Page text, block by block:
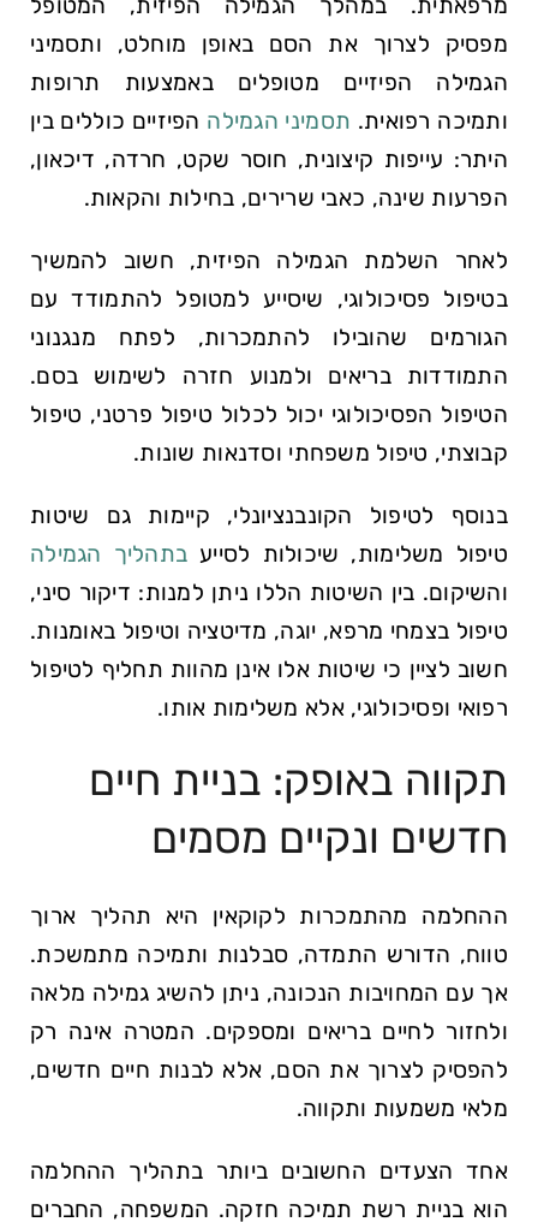
מרפאתית. במהלך הגמילה הפיזית, המטופל
מפסיק לצרוך את הסם באופן מוחלט, ותסמיני
הגמילה הפיזיים מטופלים באמצעות תרופות
ותמיכה רפואית. תסמיני הגמילה הפיזיים כוללים בין
היתר: עייפות קיצונית, חוסר שקט, חרדה, דיכאון,
הפרעות שינה, כאבי שרירים, בחילות והקאות.
לאחר השלמת הגמילה הפיזית, חשוב להמשיך
בטיפול פסיכולוגי, שיסייע למטופל להתמודד עם
הגורמים שהובילו להתמכרות, לפתח מנגנוני
התמודדות בריאים ולמנוע חזרה לשימוש בסם.
הטיפול הפסיכולוגי יכול לכלול טיפול פרטני, טיפול
קבוצתי, טיפול משפחתי וסדנאות שונות.
בנוסף לטיפול הקונבנציונלי, קיימות גם שיטות
טיפול משלימות, שיכולות לסייע בתהליך הגמילה
והשיקום. בין השיטות הללו ניתן למנות: דיקור סיני,
טיפול בצמחי מרפא, יוגה, מדיטציה וטיפול באומנות.
חשוב לציין כי שיטות אלו אינן מהוות תחליף לטיפול
רפואי ופסיכולוגי, אלא משלימות אותו.
תקווה באופק: בניית חיים
חדשים ונקיים מסמים
ההחלמה מהתמכרות לקוקאין היא תהליך ארוך
טווח, הדורש התמדה, סבלנות ותמיכה מתמשכת.
אך עם המחויבות הנכונה, ניתן להשיג גמילה מלאה
ולחזור לחיים בריאים ומספקים. המטרה אינה רק
להפסיק לצרוך את הסם, אלא לבנות חיים חדשים,
מלאי משמעות ותקווה.
אחד הצעדים החשובים ביותר בתהליך ההחלמה
הוא בניית רשת תמיכה חזקה. המשפחה, החברים